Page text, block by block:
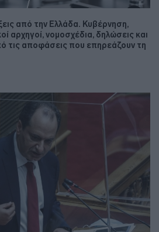
από την Ελλάδα. Κυβέρνηση,
αρχηγοί, νομοσχέδια, δηλώσεις και
τις αποφάσεις που επηρεάζουν τη